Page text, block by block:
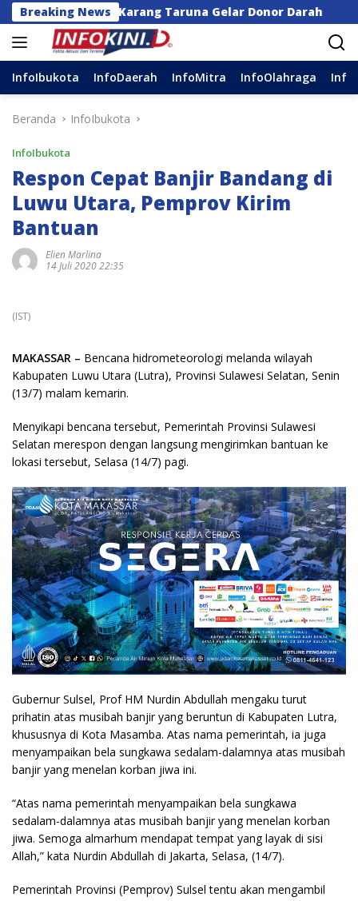
Langsung
ke
konten
Breaking News
dan Karang Taruna Gelar Donor Darah Anggota
InfoIbukota InfoDaerah InfoMitra InfoOlahraga
Beranda InfoIbukota
InfoIbukota
Respon Cepat Banjir Bandang di
Luwu Utara, Pemprov Kirim
Bantuan
Elien Marlina
14 Juli 2020 22:35
(IST)
MAKASSAR – Bencana hidrometeorologi melanda wilayah
Kabupaten Luwu Utara (Lutra), Provinsi Sulawesi Selatan, Senin
(13/7) malam kemarin.
Menyikapi bencana tersebut, Pemerintah Provinsi Sulawesi
Selatan merespon dengan langsung mengirimkan bantuan ke
lokasi tersebut, Selasa (14/7) pagi.
Gubernur Sulsel, Prof HM Nurdin Abdullah mengaku turut
prihatin atas musibah banjir yang beruntun di Kabupaten Lutra,
khususnya di Kota Masamba. Atas nama pemerintah, ia juga
menyampaikan bela sungkawa sedalam-dalamnya atas musibah
banjir yang menelan korban jiwa ini.
“Atas nama pemerintah menyampaikan bela sungkawa
sedalam-dalamnya atas musibah banjir yang menelan korban
jiwa. Semoga almarhum mendapat tempat yang layak di sisi
Allah,” kata Nurdin Abdullah di Jakarta, Selasa, (14/7).
Pemerintah Provinsi (Pemprov) Sulsel tentu akan mengambil